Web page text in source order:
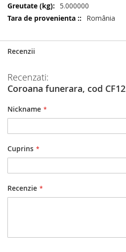
Mai
multe
informatii
5.000000
România
Recenzii
Recenzati:
Coroana funerara, cod CF12
Nickname
Cuprins
Recenzie